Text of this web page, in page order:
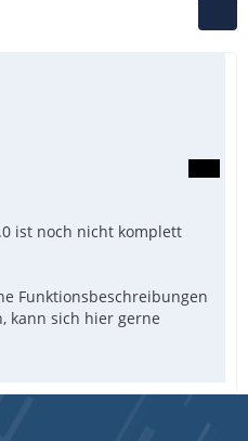
ist noch nicht komplett
Funktionsbeschreibungen
kann sich hier gerne